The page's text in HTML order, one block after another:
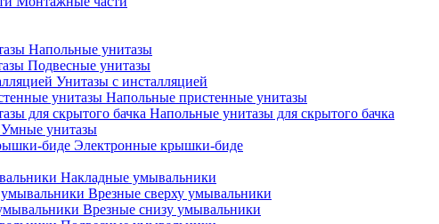
Напольные унитазы
Подвесные унитазы
Унитазы с инсталляцией
Напольные пристенные унитазы
Напольные унитазы для скрытого бачка
Умные унитазы
Электронные крышки-биде
Накладные умывальники
Врезные сверху умывальники
Врезные снизу умывальники